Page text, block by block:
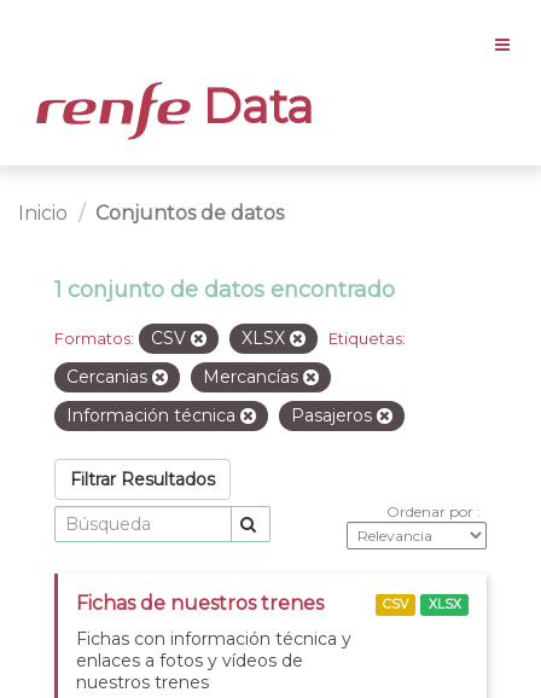
Data
Inicio Conjuntos de datos
1 conjunto de datos encontrado
Formatos: CSV XLSX Etiquetas:
Cercanias
Mercancías
Información técnica
Pasajeros
Filtrar Resultados
Ordenar por
Fichas de nuestros trenes
Fichas con información técnica y
enlaces a fotos y vídeos de
nuestros trenes
CSV XLSX